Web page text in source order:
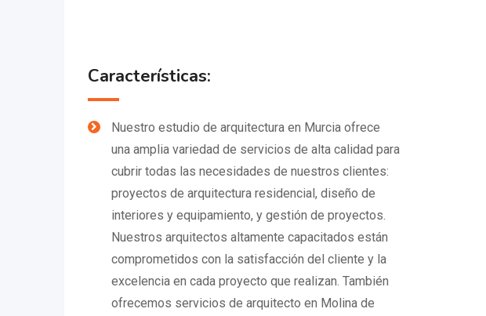
Características:
Nuestro estudio de arquitectura en Murcia ofrece
una amplia variedad de servicios de alta calidad para
cubrir todas las necesidades de nuestros clientes:
proyectos de arquitectura residencial, diseño de
interiores y equipamiento, y gestión de proyectos.
Nuestros arquitectos altamente capacitados están
comprometidos con la satisfacción del cliente y la
excelencia en cada proyecto que realizan. También
ofrecemos servicios de arquitecto en Molina de